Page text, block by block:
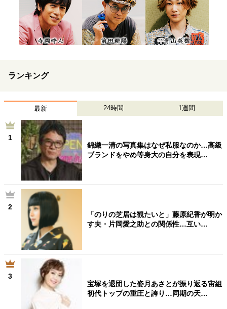
ランキング
最新 24時間 1週間
1
錦織一清の写真集はなぜ私服なのか…高級
ブランドをやめ等身大の自分を表現…
2
「のりの芝居は観たいと」藤原紀香が明か
す夫・片岡愛之助との関係性…互い…
3
宝塚を退団した姿月あさとが振り返る宙組
初代トップの重圧と誇り…同期の天…